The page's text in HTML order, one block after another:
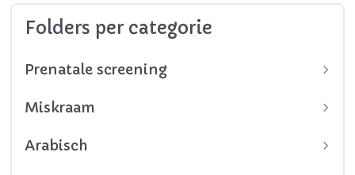
Folders per categorie
Prenatale screening
Miskraam
Arabisch